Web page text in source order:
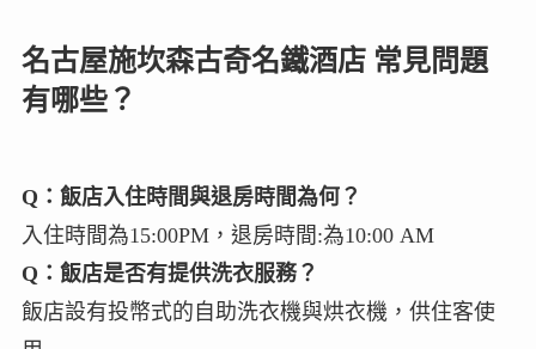
名古屋施坎森古奇名鐵酒店 常見問題
有哪些？
Q：飯店入住時間與退房時間為何？
入住時間為15:00PM，退房時間:為10:00 AM
Q：飯店是否有提供洗衣服務？
飯店設有投幣式的自助洗衣機與烘衣機，供住客使